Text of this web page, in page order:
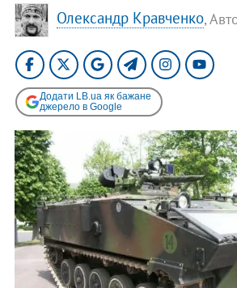
Олександр Кравченко,
Додати LB.ua як бажане
джерело в Google